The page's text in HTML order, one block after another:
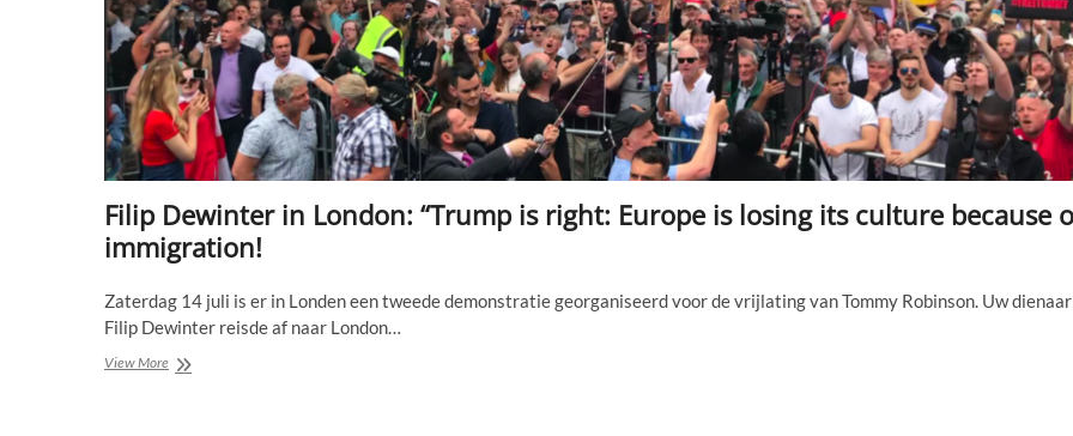
Filip Dewinter in London: “Trump is right: Europe is losing its culture because
immigration!
Zaterdag 14 juli is er in Londen een tweede demonstratie georganiseerd voor de vrijlating van Tommy Robinson. Uw dienaar
Filip Dewinter reisde af naar London…
View MoreFilip